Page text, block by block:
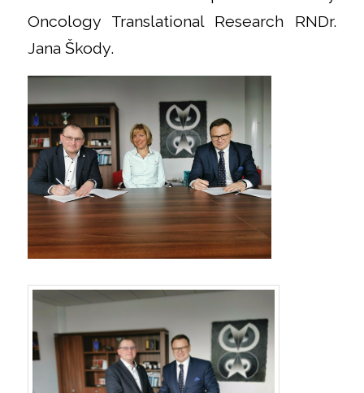
Oncology Translational Research RNDr.
Jana Škody.